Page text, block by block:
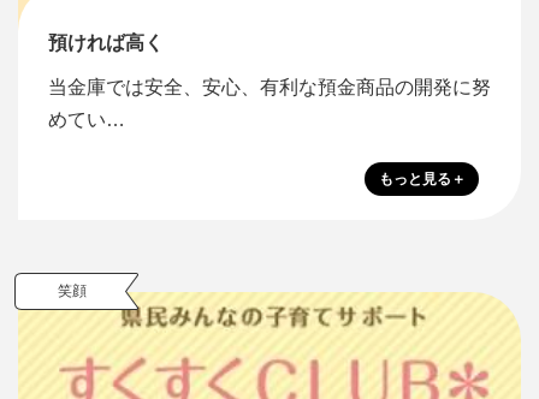
預ければ高く
当金庫では安全、安心、有利な預金商品の開発に努
めてい…
笑顔